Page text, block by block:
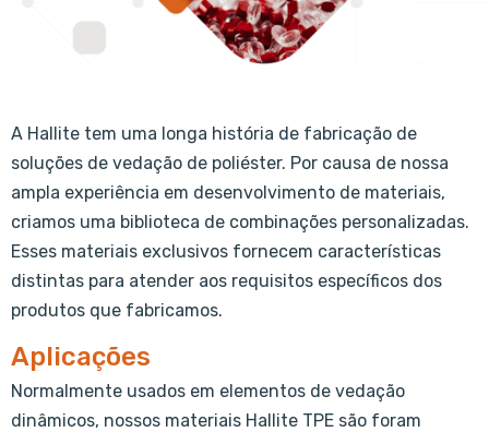
A Hallite tem uma longa história de fabricação de
soluções de vedação de poliéster. Por causa de nossa
ampla experiência em desenvolvimento de materiais,
criamos uma biblioteca de combinações personalizadas.
Esses materiais exclusivos fornecem características
distintas para atender aos requisitos específicos dos
produtos que fabricamos.
Aplicações
Normalmente usados ​​em elementos de vedação
dinâmicos, nossos materiais Hallite TPE são foram